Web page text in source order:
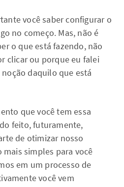
você saber configurar o
no começo. Mas, não é
o que está fazendo, não
clicar ou porque eu falei
daquilo que está
que você tem essa
feito, futuramente,
de otimizar nosso
simples para você
em um processo de
você vem